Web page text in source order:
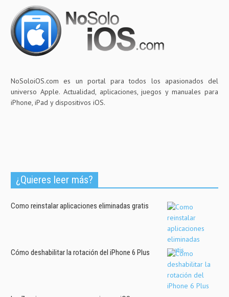
NoSoloiOS.com es un portal para todos los apasionados del
universo Apple. Actualidad, aplicaciones, juegos y manuales para
iPhone, iPad y dispositivos iOS.
¿Quieres leer más?
Como reinstalar aplicaciones eliminadas gratis
Cómo deshabilitar la rotación del iPhone 6 Plus